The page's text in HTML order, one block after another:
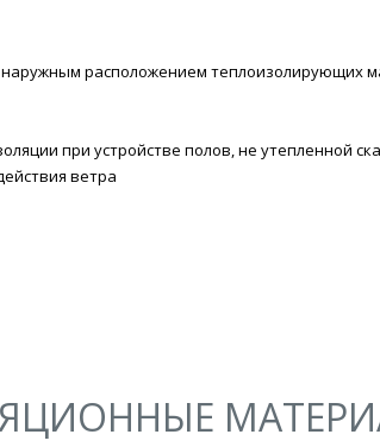
наружным расположением теплоизолирующих
при устройстве полов, не утепленной
ветра